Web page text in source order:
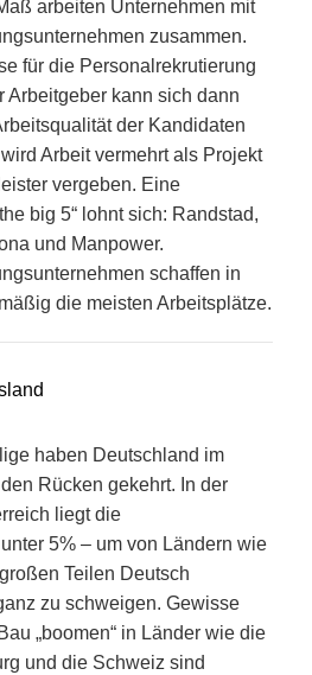
arbeiten Unternehmen mit
zusammen.
für die Personalrekrutierung
Arbeitgeber kann sich dann
der Kandidaten
Arbeit vermehrt als Projekt
vergeben. Eine
big 5“ lohnt sich: Randstad,
und Manpower.
schaffen in
die meisten Arbeitsplätze.
haben Deutschland im
Rücken gekehrt. In der
liegt die
5% – um von Ländern wie
Teilen Deutsch
zu schweigen. Gewisse
„boomen“ in Länder wie die
und die Schweiz sind